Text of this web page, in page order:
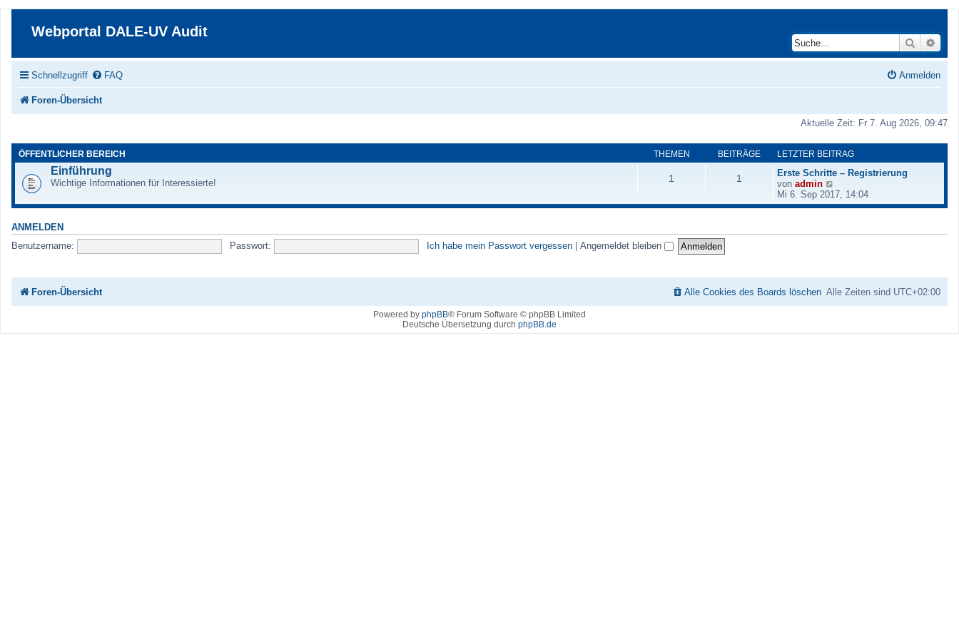
Webportal DALE-UV Audit
Suche
Schnellzugriff FAQ Anmelden
Foren-Übersicht
Aktuelle Zeit: Fr 7. Aug 2026, 09:47
ÖFFENTLICHER BEREICH THEMEN BEITRÄGE LETZTER BEITRAG
Einführung
Wichtige Informationen für Interessierte! 1 1
Erste Schritte – Registrierung
von admin
e
u
t
e
i
g
Mi 6. Sep 2017, 14:04
ANMELDEN
Benutzername: Passwort: Ich habe mein Passwort vergessen | Angemeldet bleiben
Foren-Übersicht Alle Zeiten sind UTC+02:00
Alle Cookies des Boards löschen
Powered by phpBB® Forum Software © phpBB Limited
Deutsche Übersetzung durch phpBB.de